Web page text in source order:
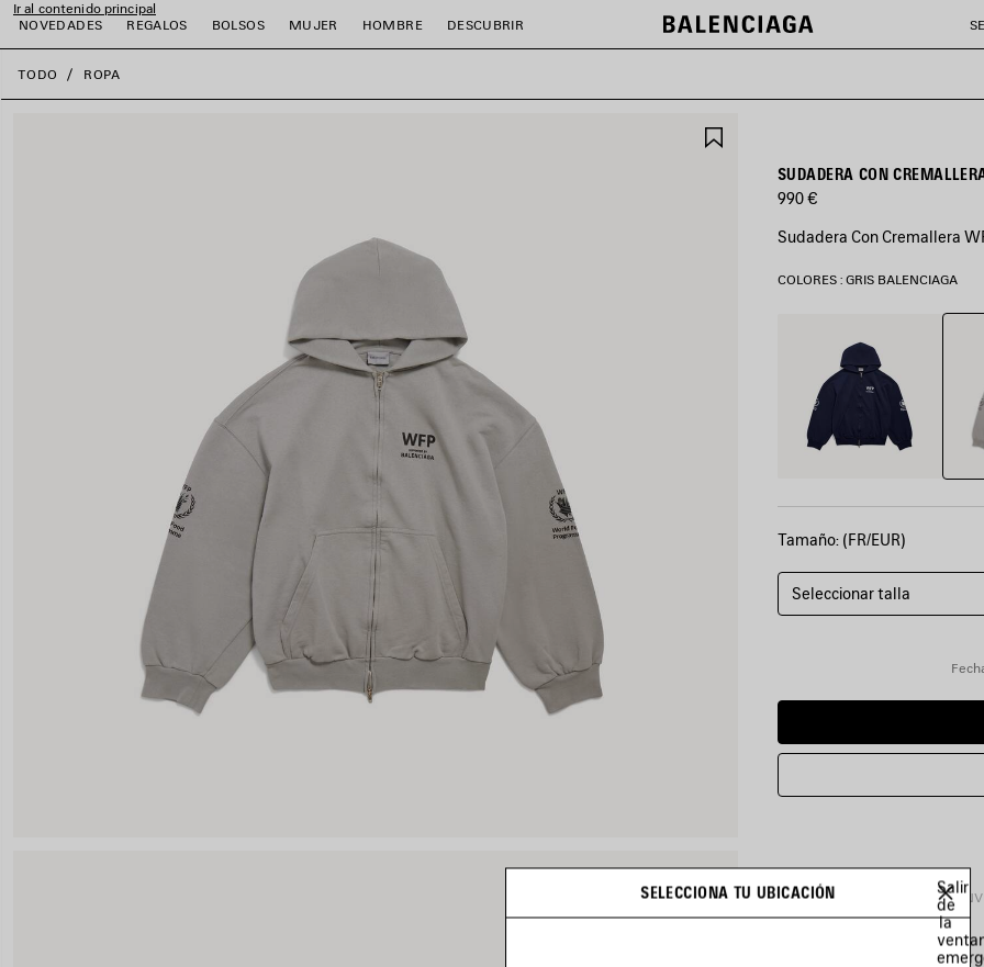
Ir al contenido principal
NOVEDADES
REGALOS BOLSOS MUJER HOMBRE DESCUBRIR
close the banner
TODO ROPA
FAVORITOSSUDADERA CON
990 €
Sudadera Con Cremallera
COLORES : GRIS BALENCIAGA
Gris
Tamaño: (FR/EUR)
Seleccionar talla
DETALLES DEL PRODUCTO
SELECCIONA TU UBICACIÓN
Salir
de
la